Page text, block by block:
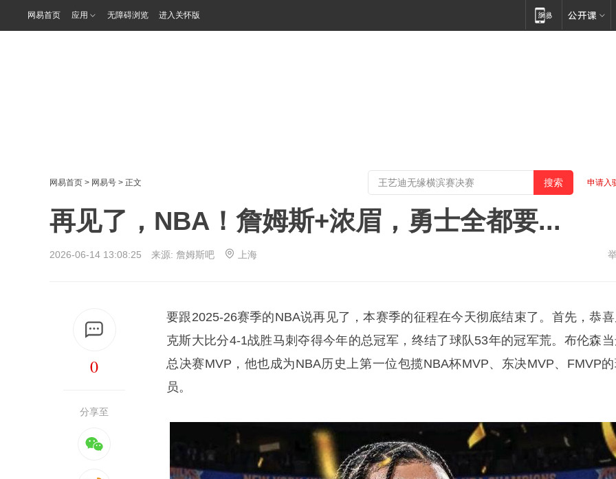
网易首页 应用 无障碍浏览 进入关怀版
网易首页 > 网易号 > 正文 申请入
再见了，NBA！詹姆斯+浓眉，勇士全都要...
2026-06-14 13:08:25 来源: 詹姆斯吧 上海
0
分享至
要跟2025-26赛季的NBA说再见了，本赛季的征程在今天彻底结束了。首先，恭
克斯大比分4-1战胜马刺夺得今年的总冠军，终结了球队53年的冠军荒。布伦森
总决赛MVP，他也成为NBA历史上第一位包揽NBA杯MVP、东决MVP、FMVP
员。